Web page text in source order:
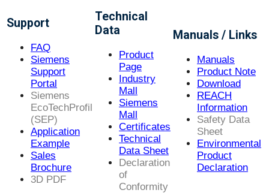
Support
FAQ
Siemens
Support
Portal
Siemens
EcoTechProfil
(SEP)
Application
Example
Sales
Brochure
3D PDF
Technical
Data
Product
Page
Industry
Mall
Siemens
Mall
Certificates
Technical
Data Sheet
Declaration
of
Conformity
Manuals / Links
Manuals
Product Note
Download
REACH
Information
Safety Data
Sheet
Environmental
Product
Declaration